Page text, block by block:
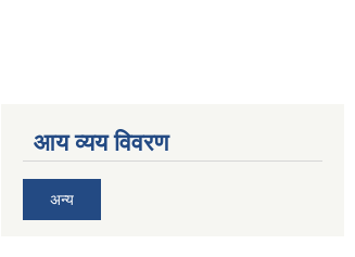
आय व्यय विवरण
अन्य